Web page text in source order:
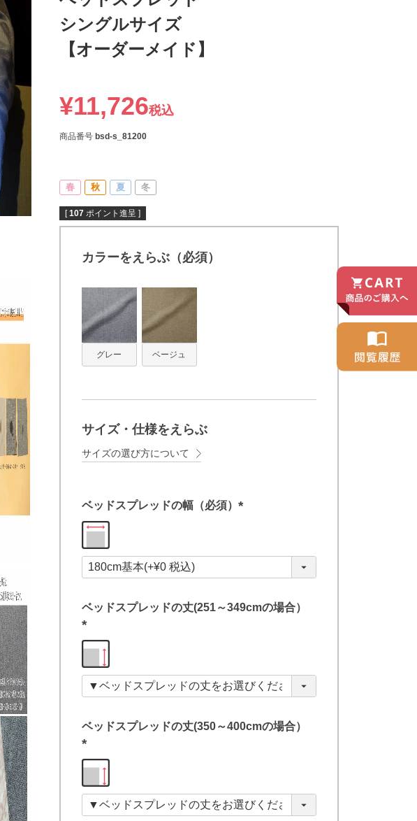
シングルサイズ
【オーダーメイド】
¥11,726税込
商品番号 bsd-s_81200
春 秋 夏 冬
[ 107 ポイント進呈 ]
カラーをえらぶ（必須）
グレー ベージュ
サイズ・仕様をえらぶ
サイズの選び方について
ベッドスプレッドの幅（必須）
須
ベッドスプレッドの丈(251～349cmの場合）
(
須
ベッドスプレッドの丈(350～400cmの場合）
(
須